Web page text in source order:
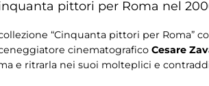
pittori per Roma nel
“Cinquanta pittori per Roma”
cinematografico Cesare
e ritrarla nei suoi molteplici e